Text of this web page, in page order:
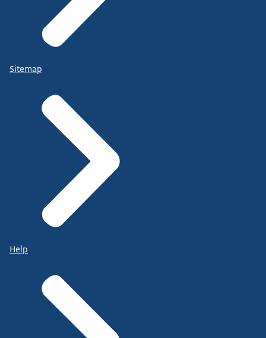
Sitemap
Help